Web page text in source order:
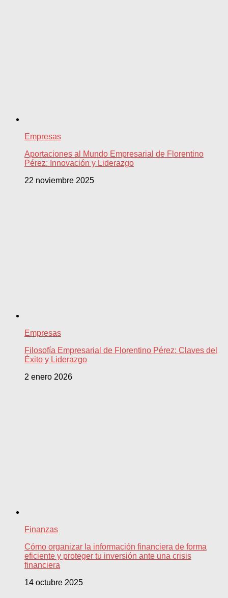
Empresas
Aportaciones al Mundo Empresarial de Florentino
Pérez: Innovación y Liderazgo
22 noviembre 2025
Empresas
Filosofía Empresarial de Florentino Pérez: Claves del
Éxito y Liderazgo
2 enero 2026
Finanzas
Cómo organizar la información financiera de forma
eficiente y proteger tu inversión ante una crisis
financiera
14 octubre 2025